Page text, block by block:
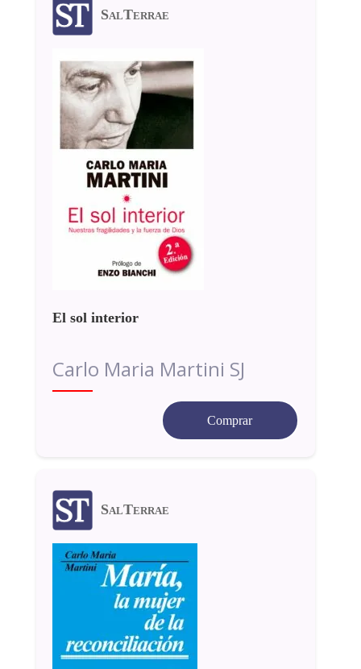
SalTerrae
El sol interior
Carlo Maria Martini SJ
Comprar
SalTerrae